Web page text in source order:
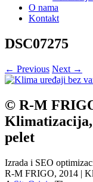
O nama
Kontakt
DSC07275
← Previous Next →
© R-M
pelet
Izrada i SEO
R-M FRIGO, 2014 |